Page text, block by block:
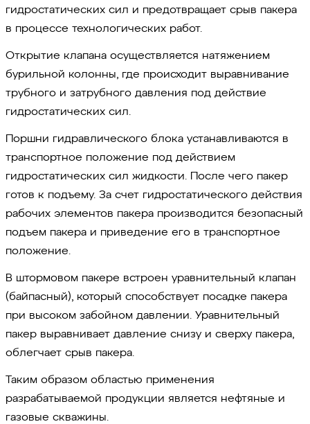
гидростатических сил и предотвращает срыв пакера
в процессе технологических работ.
Открытие клапана осуществляется натяжением
бурильной колонны, где происходит выравнивание
трубного и затрубного давления под действие
гидростатических сил.
Поршни гидравлического блока устанавливаются в
транспортное положение под действием
гидростатических сил жидкости. После чего пакер
готов к подъему. За счет гидростатического действия
рабочих элементов пакера производится безопасный
подъем пакера и приведение его в транспортное
положение.
В штормовом пакере встроен уравнительный клапан
(байпасный), который способствует посадке пакера
при высоком забойном давлении. Уравнительный
пакер выравнивает давление снизу и сверху пакера,
облегчает срыв пакера.
Таким образом областью применения
разрабатываемой продукции является нефтяные и
газовые скважины.